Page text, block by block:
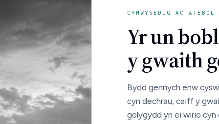
CYMWYSEDIG AC ATEBOL
Yr un
y gwaith
Bydd gennych enw
cyn dechrau, caiff y
golygydd yn ei wirio cyn